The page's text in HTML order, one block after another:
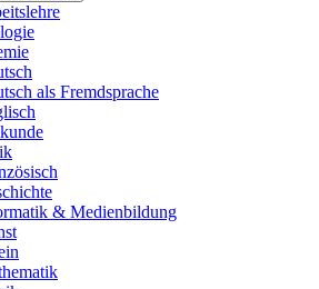
als Fremdsprache
& Medienbildung